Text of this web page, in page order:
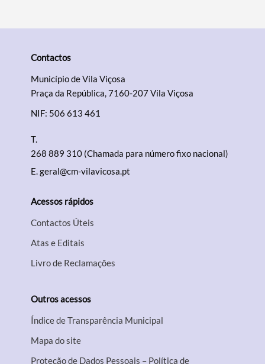
Contactos
Município de Vila Viçosa
Praça da República, 7160-207 Vila Viçosa
NIF: 506 613 461
T.
268 889 310 (Chamada para número fixo nacional)
E.geral@cm-vilavicosa.pt
Acessos rápidos
Contactos Úteis
Atas e Editais
Livro de Reclamações
Outros acessos
Índice de Transparência Municipal
Mapa do site
Proteção de Dados Pessoais – Política de